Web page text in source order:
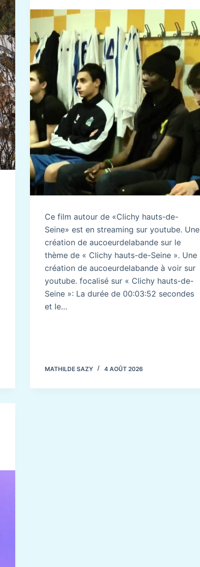
Ce film autour de «Clichy hauts-de-
Seine» est en streaming sur youtube. Une
création de aucoeurdelabande sur le
thème de « Clichy hauts-de-Seine ». Une
création de aucoeurdelabande à voir sur
youtube. focalisé sur « Clichy hauts-de-
Seine »: La durée de 00:03:52 secondes
et le…
MATHILDE SAZY 4 AOÛT 2026